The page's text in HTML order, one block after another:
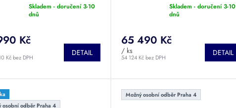
dešťové vody ze střech až
Skladem - doručení 3-10
dnů
Kč bez DPH
Kč
DETAIL
je možné pojíždět.
je
5,0
z
Skladem - doručení 3-10
dnů
54 124 Kč bez DPH
65 490 Kč
/ ks DETAIL
osobní odběr Praha 4
Možný osobní odběr Praha 4